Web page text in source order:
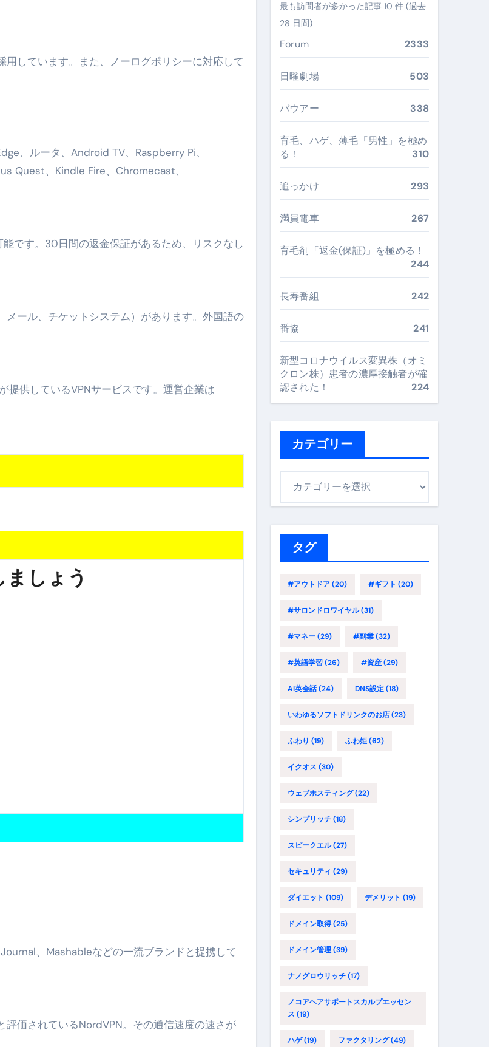
何をするサイトか”が一目で伝わる。いま選ばれている新定番ドメイン
でわかる効果まとめ】#梅干し #ダイエット #筋トレ #美容 #健康 #雑学 #ナレーター #小林将大
30秒でわかる効果まとめ】#ダイエット #筋トレ #美容 #健康 #雑学 #ナレーター #小林将大
わかる効果まとめ】#バナナ #ダイエット #筋トレ #美容 #健康 #雑学 #ナレーター #小林将大
ムードメインなら“全部まとめて”安心スタート
肩・首・足元の冷えを根こそぎ防ぐ！素材別おすすめ・選び方・洗い方・Q&Aまで
サレート・羽毛・人工羽毛・調温・吸湿発熱…あなたの寝室に最適解を出す快眠ガイド
シスト・ツイスト・天然木まで徹底分類！室内で“足腰と体幹”を育てる選び方＆続け方ガイド
セット割完全攻略ガイド｜海外・国内旅行を最安値で実現する究極の旅術
とが、最大の感染対策になる ―
IN MIST）とは何か──「飲む」という行為を再定義する新しいサプリ体験
「ただのイベント」を一生の思い出に変える完全ガイドブック
日常の“重だるさ”を軽くする選択肢
・防寒・撥水・作業用（ニトリル/ビニール）まで目的別に失敗しない
しさ・防水・充電方式まで失敗しない選び方
タイプ別比較・価格の考え方・失敗しないチェックリスト（高齢者にも）
パー・ニッパー・電動まで、硬い爪／巻き爪／飛び散り対策の選び方
“完成された保存食文化”
しています。また、ノーログポリシーに対応して
、ルータ、Android TV、Raspberry Pi、
Quest、Kindle Fire、Chromecast、
です。30日間の返金保証があるため、リスクなし
ール、チケットシステム）があります。外国語の
提供しているVPNサービスです。運営企業は
しょう
、Mashableなどの一流ブランドと提携して
評価されているNordVPN。その通信速度の速さが
最も訪問者が多かった記事 10 件 (過去
28 日間)
Forum 2333
日曜劇場 503
バウアー 338
育毛、ハゲ、薄毛「男性」を極め
る！
310
追っかけ 293
満員電車 267
育毛剤「返金(保証)」を極める！
244
長寿番組 242
番協 241
新型コロナウイルス変異株（オミ
クロン株）患者の濃厚接触者が確
認された！
224
カテゴリー
タグ
#アウトドア(20) #ギフト (20)
#サロンドロワイヤル(31)
#マネー(29) #副業(32)
#英語学習(26) #資産(29)
AI英会話(24) DNS設定(18)
いわゆるソフトドリンクのお店(23)
ふわり (19) ふわ姫(62)
イクオス (30)
ウェブホスティング(22)
シンプリッチ(18)
スピークエル(27)
セキュリティ (29)
ダイエット (109) デメリット (19)
ドメイン取得(25)
ドメイン管理(39)
ナノグロウリッチ(17)
ノコアヘアサポートスカルプエッセン
ス (19)
ハゲ(19) ファクタリング(49)